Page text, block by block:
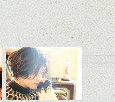
ンジ、似合うカラーリン
グの事やお手入れ方法な
ど
是非なんでもご相談して
下さいね。
シバタ
2018年になってもう一週
平成30年というのもなん
かとても新しい感じがし
ますね。
ヘアーも雰囲気を変えた
い、なんていう方結構い
るのではないでしょう
か？